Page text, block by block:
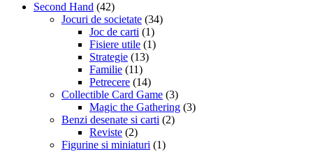
Second Hand (42)
Jocuri de societate (34)
Joc de carti (1)
Fisiere utile (1)
Strategie (13)
Familie (11)
Petrecere (14)
Collectible Card Game (3)
Magic the Gathering (3)
Benzi desenate si carti (2)
Reviste (2)
Figurine si miniaturi (1)